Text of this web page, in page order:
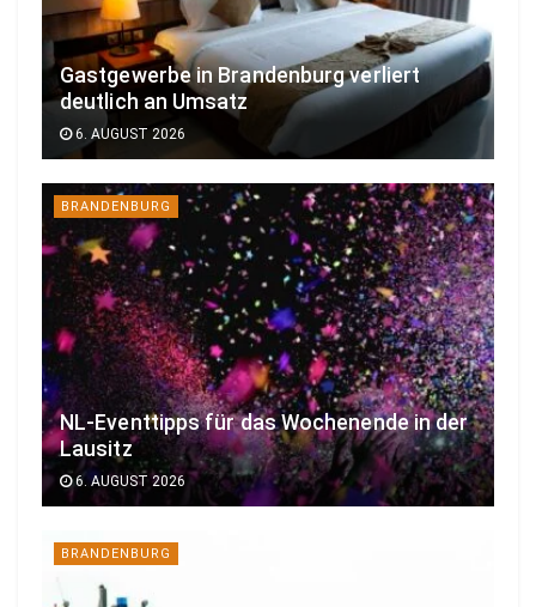
Gastgewerbe in Brandenburg verliert
deutlich an Umsatz
6. AUGUST 2026
BRANDENBURG
NL-Eventtipps für das Wochenende in der
Lausitz
6. AUGUST 2026
BRANDENBURG